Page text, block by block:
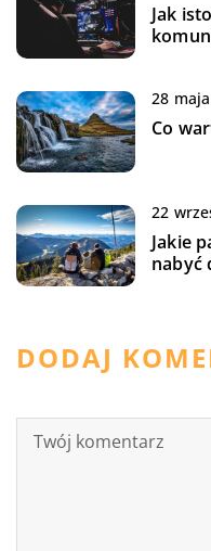
Jak
28
Co
22
Jakie
nabyć
DODAJ